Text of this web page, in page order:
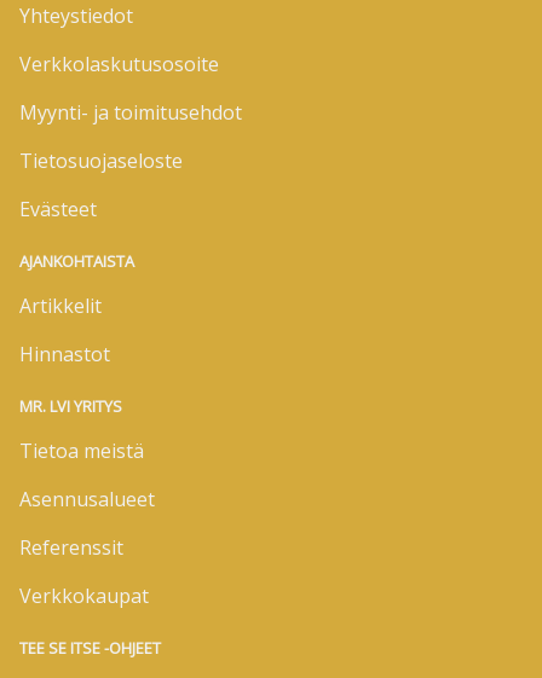
Yhteystiedot
Verkkolaskutusosoite
Myynti- ja toimitusehdot
Tietosuojaseloste
Evästeet
AJANKOHTAISTA
Artikkelit
Hinnastot
MR. LVI YRITYS
Tietoa meistä
Asennusalueet
Referenssit
Verkkokaupat
TEE SE ITSE -OHJEET